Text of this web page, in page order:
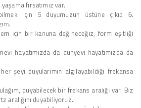
fırsatımız var.
için 5 duyumuzun üstüne çıkıp 6.
için bir kanuna değineceğiz, form eşitliği
hayatımızda da dünyevi hayatımızda da
şeyi duyularımın algılayabildiği frekansa
duyabilecek bir frekans aralığı var. Biz
aralığını duyabiliyoruz.